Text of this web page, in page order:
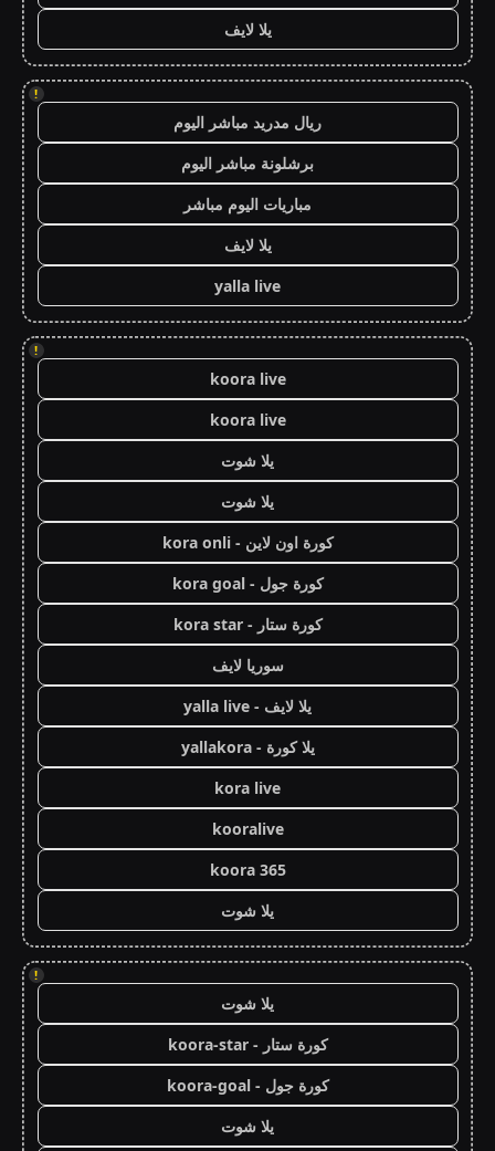
يلا لايف
!
ريال مدريد مباشر اليوم
برشلونة مباشر اليوم
مباريات اليوم مباشر
يلا لايف
yalla live
!
koora live
koora live
يلا شوت
يلا شوت
كورة اون لاين - kora onli
كورة جول - kora goal
كورة ستار - kora star
سوريا لايف
يلا لايف - yalla live
يلا كورة - yallakora
kora live
kooralive
koora 365
يلا شوت
!
يلا شوت
كورة ستار - koora-star
كورة جول - koora-goal
يلا شوت